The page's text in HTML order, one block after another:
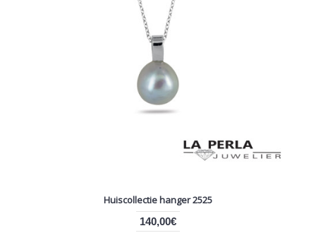
Huiscollectie hanger 2525
140,00€